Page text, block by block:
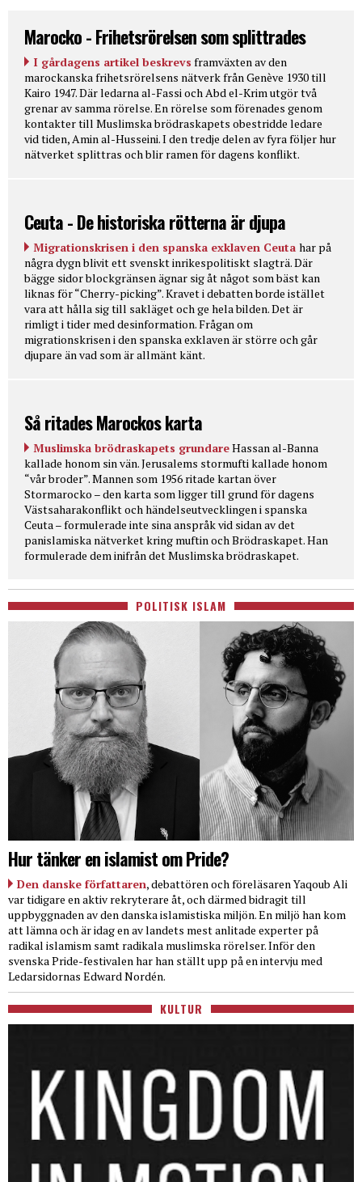
Marocko - Frihetsrörelsen som splittrades
I gårdagens artikel beskrevs framväxten av den
marockanska frihetsrörelsens nätverk från Genève 1930 till
Kairo 1947. Där ledarna al-Fassi och Abd el-Krim utgör två
grenar av samma rörelse. En rörelse som förenades genom
kontakter till Muslimska brödraskapets obestridde ledare
vid tiden, Amin al-Husseini. I den tredje delen av fyra följer hur
nätverket splittras och blir ramen för dagens konflikt.
Ceuta - De historiska rötterna är djupa
Migrationskrisen i den spanska exklaven Ceuta har på
några dygn blivit ett svenskt inrikespolitiskt slagträ. Där
bägge sidor blockgränsen ägnar sig åt något som bäst kan
liknas för “Cherry-picking”. Kravet i debatten borde istället
vara att hålla sig till sakläget och ge hela bilden. Det är
rimligt i tider med desinformation. Frågan om
migrationskrisen i den spanska exklaven är större och går
djupare än vad som är allmänt känt.
Så ritades Marockos karta
Muslimska brödraskapets grundareHassan al-Banna
kallade honom sin vän. Jerusalems stormufti kallade honom
“vår broder”. Mannen som 1956 ritade kartan över
Stormarocko – den karta som ligger till grund för dagens
Västsaharakonflikt och händelseutvecklingen i spanska
Ceuta – formulerade inte sina anspråk vid sidan av det
panislamiska nätverket kring muftin och Brödraskapet. Han
formulerade dem inifrån det Muslimska brödraskapet.
POLITISK ISLAM
Hur tänker en islamist om Pride?
Den danske författaren, debattören och föreläsaren Yaqoub Ali
var tidigare en aktiv rekryterare åt, och därmed bidragit till
uppbyggnaden av den danska islamistiska miljön. En miljö han kom
att lämna och är idag en av landets mest anlitade experter på
radikal islamism samt radikala muslimska rörelser. Inför den
svenska Pride-festivalen har han ställt upp på en intervju med
Ledarsidornas Edward Nordén.
KULTUR